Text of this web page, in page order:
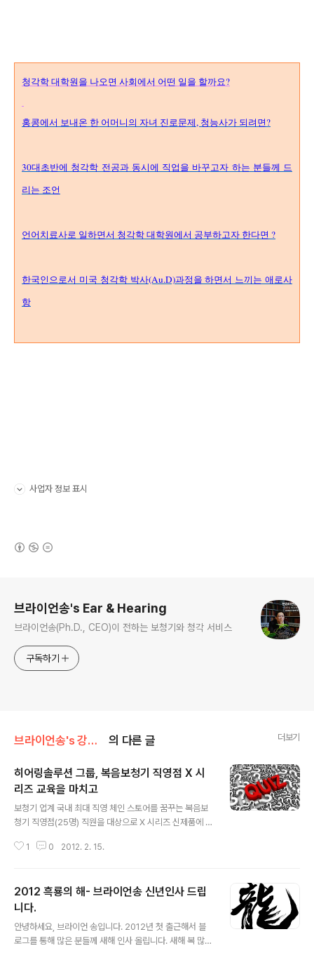
청각학 대학원을 나오면 사회에서 어떤 일을 할까요?
홍콩에서 보내온 한 어머니의 자녀 진로문제, 청능사가 되려면?
30대초반에 청각학 전공과 동시에 직업을 바꾸고자 하는 분들께 드
리는 조언
언어치료사로 일하면서 청각학 대학원에서 공부하고자 한다면 ?
한국인으로서 미국 청각학 박사(Au.D)과정을 하면서 느끼는 애로사
항
사업자 정보 표시
브라이언송's Ear & Hearing
브라이언송(Ph.D., CEO)이 전하는 보청기와 청각 서비스
구독하기
브라이언송's 강의,교육,여행 의 다른 글 더보기
히어링솔루션 그룹, 복음보청기 직영점 X 시
리즈 교육을 마치고
보청기 업계 국내 최대 직영 체인 스토어를 꿈꾸는 복음보
청기 직영점(25명) 직원을 대상으로 X 시리즈 신제품에 대
기 직원 교육 일정 중 가장 마지막 세션인 지라 다들 피곤하
않았지만 그래도 아웃백과 스타벅스 쿠폰으로 무마했습니
다. 사진 eurocontrol.int 길을 가는 사람을 붙잡고 대한
민국에서 알고 있는 보청기 회사 이름을 대보세요? 하고 물
어보면 '복음보청기'라는 대답은 아마도 10명 중 6~7명은
1 0 2012. 2. 15.
2012 흑룡의 해- 브라이언송 신년인사 드립
니다.
안녕하세요, 브라이언 송입니다. 2012년 첫 출근해서 블
로그를 통해 많은 분들께 새해 인사 올립니다. 새해 복 많이